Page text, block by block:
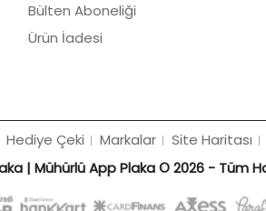
Bülten Aboneliği
Ürün İadesi
Hediye Çeki Markalar Site Haritası
| Mühürlü App Plaka © 2026 - Tüm